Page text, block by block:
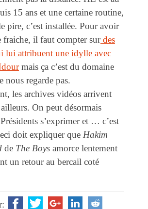
15 ans et une certaine routine,
pire, c’est installée. Pour avoir
fraiche, il faut compter surdes
lui attribuent une idylle avec
mais ça c’est du domaine
nous regarde pas.
les archives vidéos arrivent
On peut désormais
s’exprimer et … c’est
doit expliquer que Hakim
de The Boys amorce lentement
un retour au bercail coté